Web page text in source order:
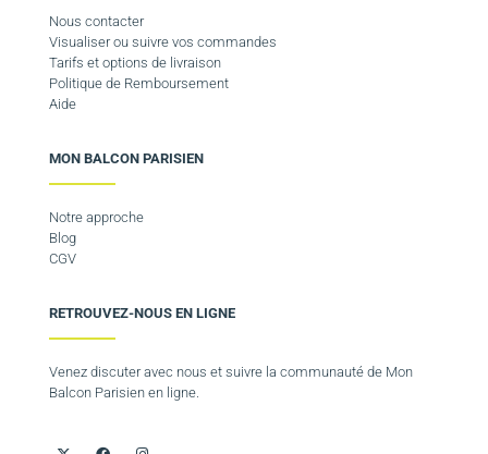
Nous contacter
Visualiser ou suivre vos commandes
Tarifs et options de livraison
Politique de Remboursement
Aide
MON BALCON PARISIEN
Notre approche
Blog
CGV
RETROUVEZ-NOUS EN LIGNE
Venez discuter avec nous et suivre la communauté de Mon
Balcon Parisien en ligne.